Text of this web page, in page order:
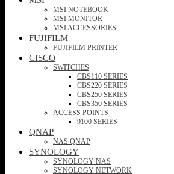
MSI NOTEBOOK
MSI MONITOR
MSI ACCESSORIES
FUJIFILM
FUJIFILM PRINTER
CISCO
SWITCHES
CBS110 SERIES
CBS220 SERIES
CBS250 SERIES
CBS350 SERIES
ACCESS POINTS
9100 SERIES
QNAP
NAS QNAP
SYNOLOGY
SYNOLOGY NAS
SYNOLOGY NETWORK